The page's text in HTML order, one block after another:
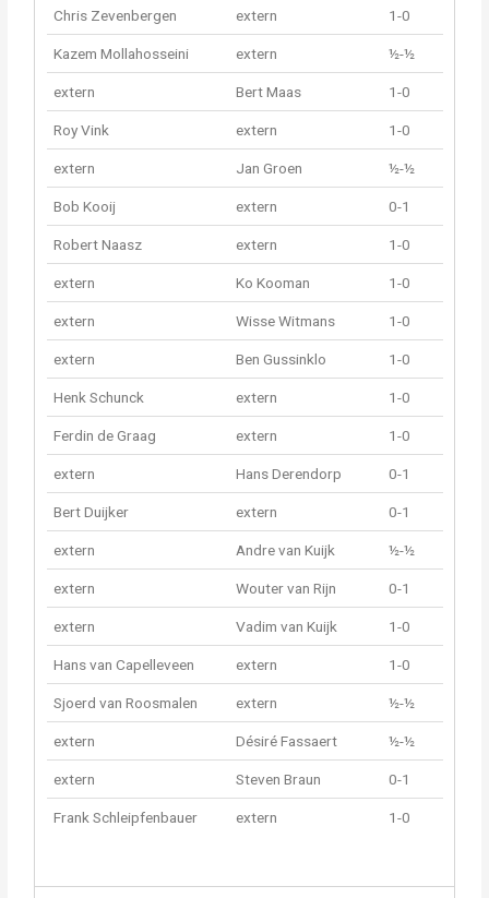
Chris Zevenbergen extern 1-0
Kazem Mollahosseini extern ½-½
extern Bert Maas 1-0
Roy Vink extern 1-0
extern Jan Groen ½-½
Bob Kooij extern 0-1
Robert Naasz extern 1-0
extern Ko Kooman 1-0
extern Wisse Witmans 1-0
extern Ben Gussinklo 1-0
Henk Schunck extern 1-0
Ferdin de Graag extern 1-0
extern Hans Derendorp 0-1
Bert Duijker extern 0-1
extern Andre van Kuijk ½-½
extern Wouter van Rijn 0-1
extern Vadim van Kuijk 1-0
Hans van Capelleveen extern 1-0
Sjoerd van Roosmalen extern ½-½
extern Désiré Fassaert ½-½
extern Steven Braun 0-1
Frank Schleipfenbauer extern 1-0